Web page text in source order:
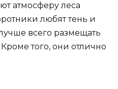
атмосферу леса
любят тень и
всего размещать
того, они отлично